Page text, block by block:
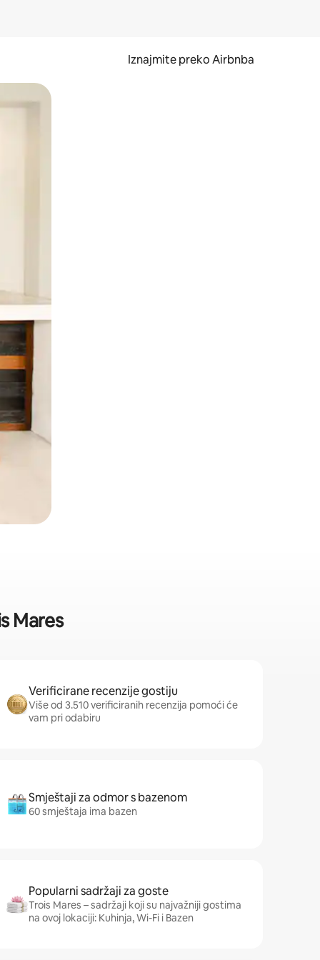
Iznajmite preko Airbnba
prstom po zaslonu.
Mares
Verificirane recenzije gostiju
Više od 3.510 verificiranih recenzija pomoći će
vam pri odabiru
Smještaji za odmor s bazenom
60 smještaja ima bazen
Popularni sadržaji za goste
Trois Mares – sadržaji koji su najvažniji gostima
na ovoj lokaciji: Kuhinja, Wi-Fi i Bazen